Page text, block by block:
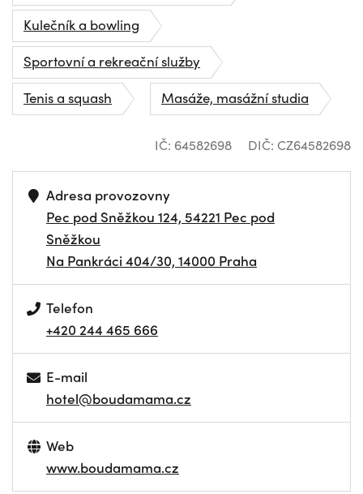
Kulečník a bowling
Sportovní a rekreační služby
Tenis a squash
Masáže, masážní studia
IČ: 64582698 DIČ: CZ64582698
Adresa provozovny
Pec pod Sněžkou 124, 54221 Pec pod
Sněžkou
Na Pankráci 404/30, 14000 Praha
Telefon
+420 244 465 666
E-mail
hotel@boudamama.cz
Web
www.boudamama.cz